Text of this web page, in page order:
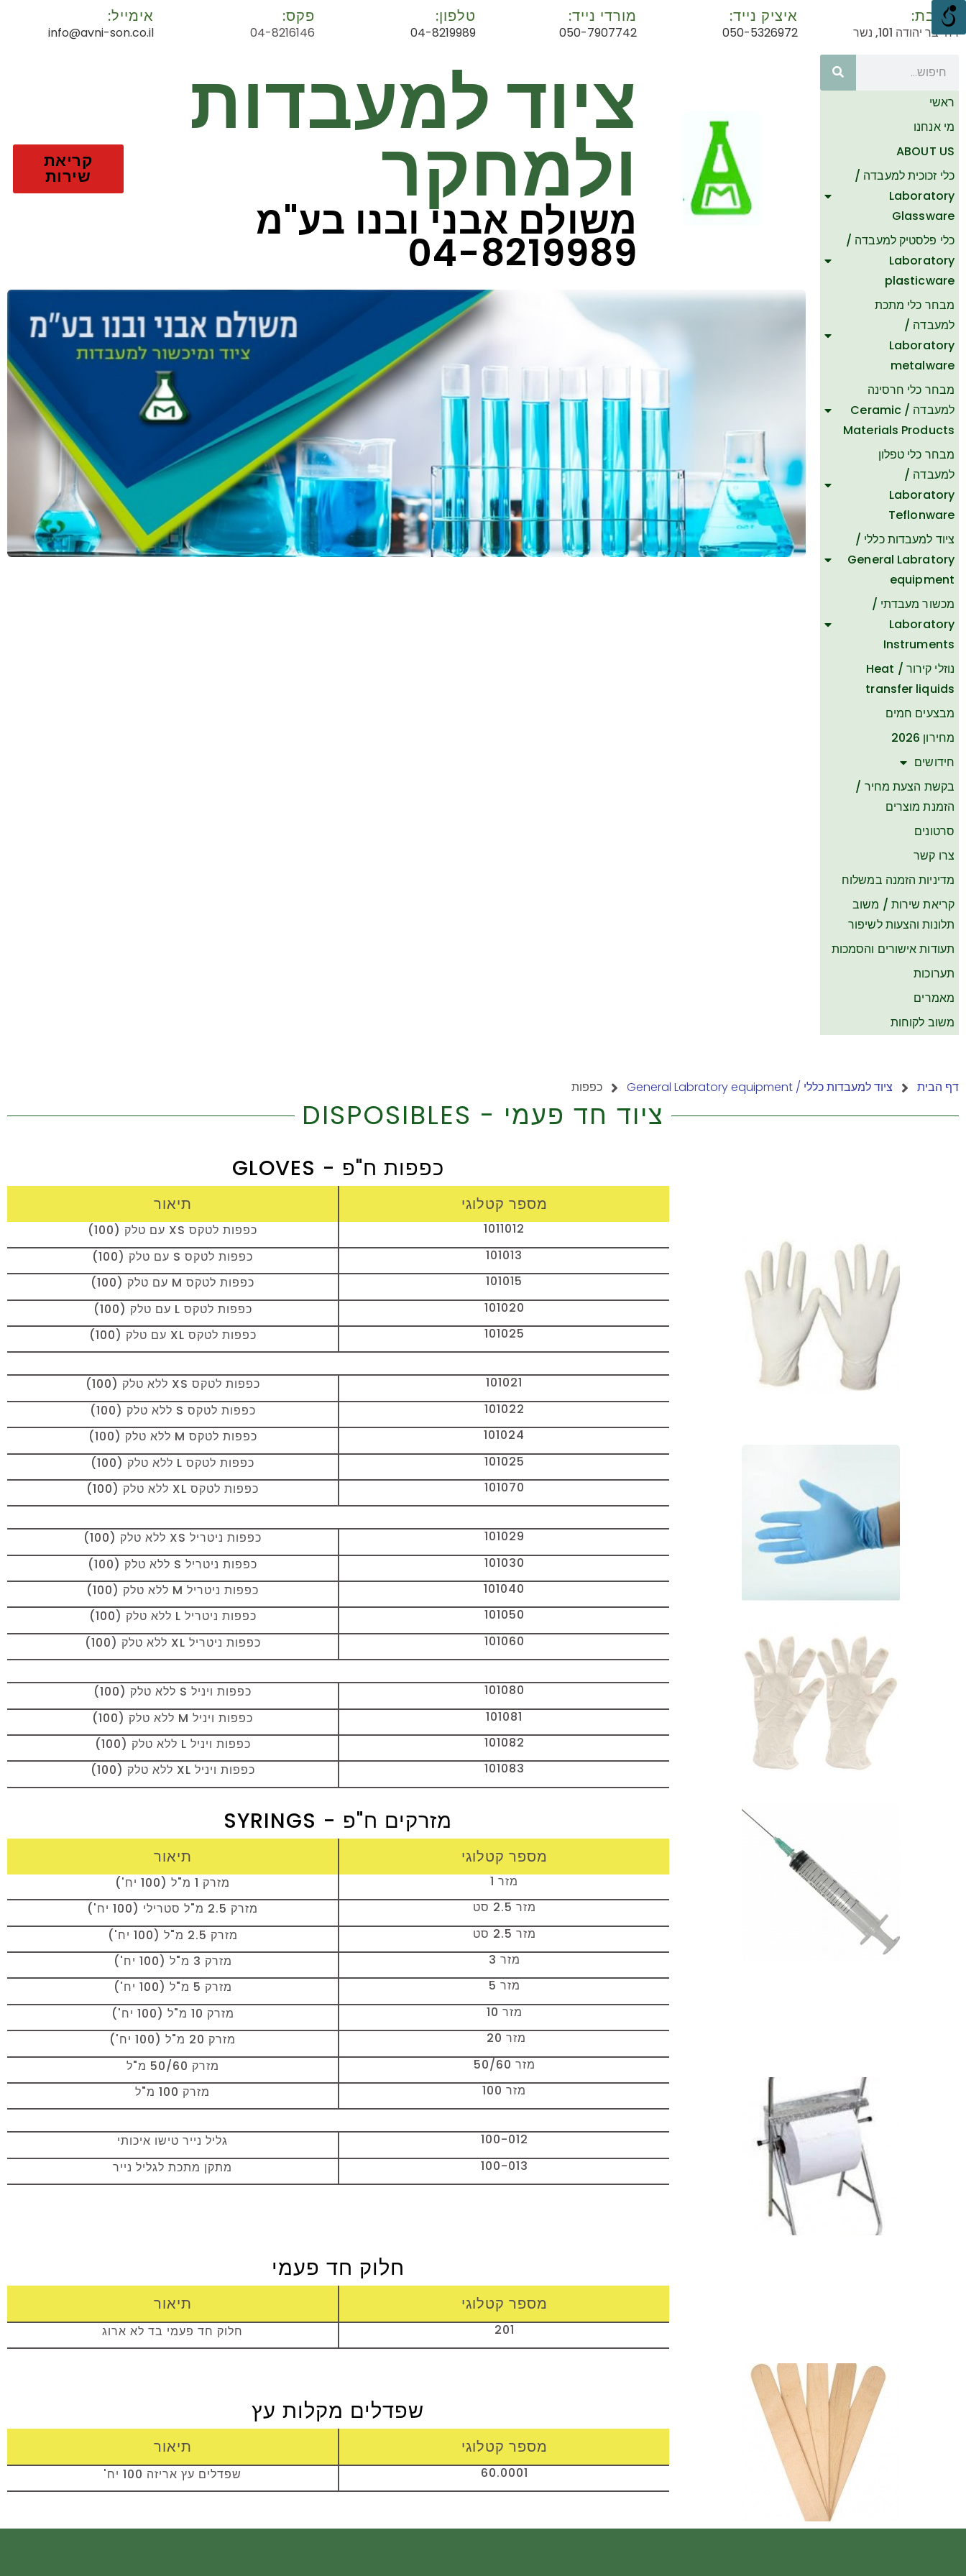
כתובת:
רח' בר יהודה 101, נשר
איציק נייד:
050-5326972
מורדי נייד:
050-7907742
טלפון:
04-8219989
פקס:
04-8216146
אימייל:
info@avni-son.co.il
ראשי
מי אנחנו
ABOUT US
כלי זכוכית למעבדה /
Laboratory
Glassware
כלי פלסטיק למעבדה /
Laboratory
plasticware
מבחר כלי מתכת
למעבדה /
Laboratory
metalware
מבחר כלי חרסינה
למעבדה / Ceramic
Materials Products
מבחר כלי טפלון
למעבדה /
Laboratory
Teflonware
ציוד למעבדות כללי /
General Labratory
equipment
מכשור מעבדתי /
Laboratory
Instruments
נוזלי קירור / Heat
transfer liquids
מבצעים חמים
מחירון 2026
חידושים
בקשת הצעת מחיר /
הזמנת מוצרים
סרטונים
צרו קשר
​מדיניות הזמנה במשלוח
קריאת שירות / משוב
תלונות והצעות לשיפור
תעודות אישורים והסמכות
תערוכות
מאמרים
משוב לקוחות
ציוד למעבדות
ולמחקר
משולם אבני ובנו בע"מ
04-8219989
קריאת
שירות
דף הבית ציוד למעבדות כללי / General Labratory equipment כפפות
ציוד חד פעמי - DISPOSIBLES
כפפות ח"פ - GLOVES
מספר קטלוגי תיאור
1011012
כפפות לטקס XS עם טלק (100)
101013
כפפות לטקס S עם טלק (100)
101015
כפפות לטקס M עם טלק (100)
101020
כפפות לטקס L עם טלק (100)
101025
כפפות לטקס XL עם טלק (100)
101021
כפפות לטקס XS ללא טלק (100)
101022
כפפות לטקס S ללא טלק (100)
101024
כפפות לטקס M ללא טלק (100)
101025
כפפות לטקס L ללא טלק (100)
101070
כפפות לטקס XL ללא טלק (100)
101029
כפפות ניטריל XS ללא טלק (100)
101030
כפפות ניטריל S ללא טלק (100)
101040
כפפות ניטריל M ללא טלק (100)
101050
כפפות ניטריל L ללא טלק (100)
101060
כפפות ניטריל XL ללא טלק (100)
101080
כפפות ויניל S ללא טלק (100)
101081
כפפות ויניל M ללא טלק (100)
101082
כפפות ויניל L ללא טלק (100)
101083
כפפות ויניל XL ללא טלק (100)
מזרקים ח"פ - SYRINGS
מספר קטלוגי תיאור
מזר 1
מזרק 1 מ"ל (100 יח')
מזר 2.5 סט
מזרק 2.5 מ"ל סטרילי (100 יח')
מזר 2.5 סט
מזרק 2.5 מ"ל (100 יח')
מזר 3
מזרק 3 מ"ל (100 יח')
מזר 5
מזרק 5 מ"ל (100 יח')
מזר 10
מזרק 10 מ"ל (100 יח')
מזר 20
מזרק 20 מ"ל (100 יח')
מזר 50/60
מזרק 50/60 מ"ל
מזר 100
מזרק 100 מ"ל
100-012
גליל נייר טישו איכותי
100-013
מתקן מתכת לגליל נייר
חלוק חד פעמי
מספר קטלוגי תיאור
201 חלוק חד פעמי בד לא ארוג
שפדלים מקלות עץ
מספר קטלוגי תיאור
60.0001 שפדלים עץ אריזה 100 יח'